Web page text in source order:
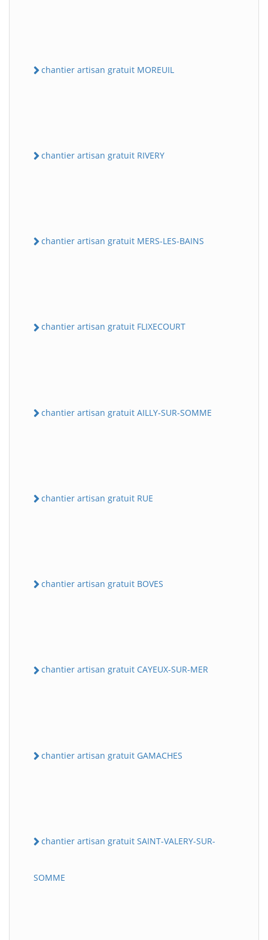
chantier artisan gratuit MOREUIL
chantier artisan gratuit RIVERY
chantier artisan gratuit MERS-LES-BAINS
chantier artisan gratuit FLIXECOURT
chantier artisan gratuit AILLY-SUR-SOMME
chantier artisan gratuit RUE
chantier artisan gratuit BOVES
chantier artisan gratuit CAYEUX-SUR-MER
chantier artisan gratuit GAMACHES
chantier artisan gratuit SAINT-VALERY-SUR-
SOMME